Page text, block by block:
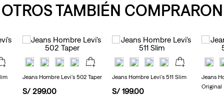
valor
medio
Read
Reviews.
Enlace
la
misma
OTROS TAMBIÉN COMPRARON
Jeans Hombre Levi's 502 Taper
S/ 299.00
Jeans Hombre Levi's 511 Slim
S/ 199.00
Jeans
Original